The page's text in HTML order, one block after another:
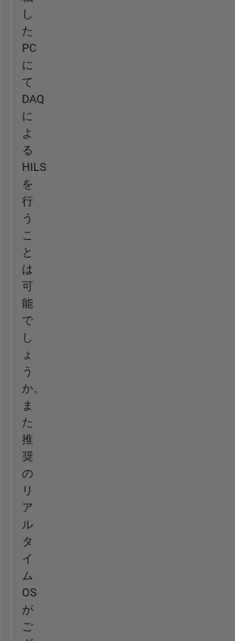
し
た
PC
に
て
DAQ
に
よ
る
HILS
を
行
う
こ
と
は
可
能
で
し
ょ
う
か。
ま
た
推
奨
の
リ
ア
ル
タ
イ
ム
OS
が
ご